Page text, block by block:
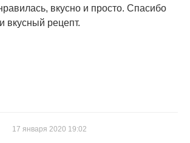
вкусно и просто. Спасибо
вкусный рецепт.
17 января 2020 19:02